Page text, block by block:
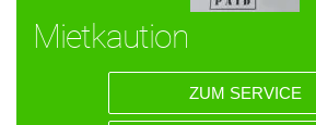
Mietkaution
ZUM SERVICE